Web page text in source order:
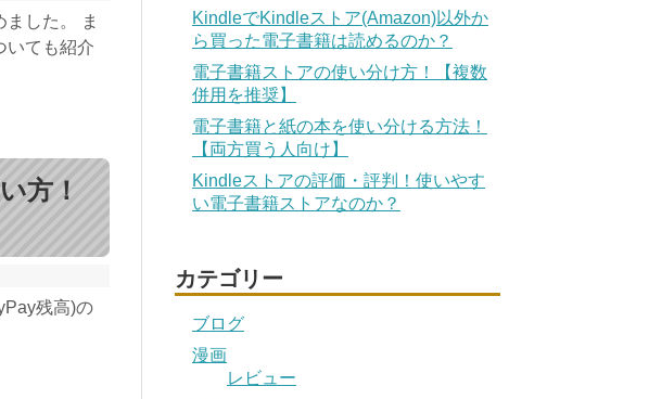
した。 ま
いても紹介
方！
残高)の
KindleでKindleストア(Amazon)以外か
ら買った電子書籍は読めるのか？
電子書籍ストアの使い分け方！【複数
併用を推奨】
電子書籍と紙の本を使い分ける方法！
【両方買う人向け】
Kindleストアの評価・評判！使いやす
い電子書籍ストアなのか？
カテゴリー
ブログ
漫画
レビュー